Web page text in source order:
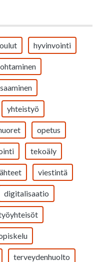
hyvinvointi
yhteistyö
opetus
tekoäly
viestintä
digitalisaatio
terveydenhuolto